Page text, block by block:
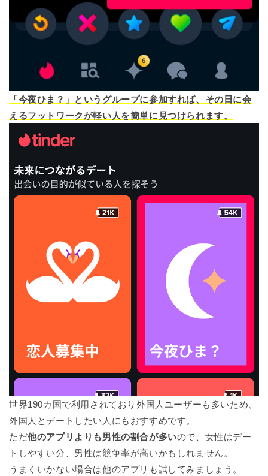
「今夜ひま？」というグループに参加すれば、その日に会
えるフットワークが軽い人を簡単に見つけられます。
世界190カ国で利用されており外国人ユーザーも多いため、
外国人とデートしたい人にもおすすめです。
ただ他のアプリよりも男性の割合が多いので、女性はデー
トしやすい分、男性は競争率が高いかもしれません。
うまくいかない場合は他のアプリも試してみましょう。